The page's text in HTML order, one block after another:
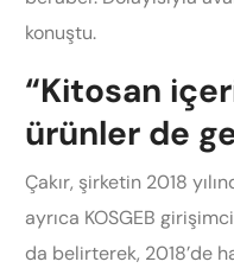
konuştu.
“Kitosan
ürünler de
Çakır, şirketin 2018
ayrıca KOSGEB
da belirterek, 2018’de